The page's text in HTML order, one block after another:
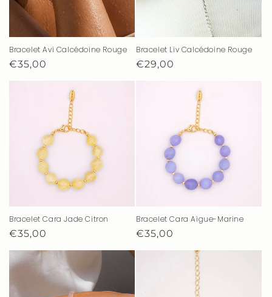
Bracelet Avi Calcédoine Rouge
Prix
€35,00
Bracelet Liv Calcédoine Rouge
Prix
€29,00
Bracelet Cara Jade Citron
Prix
habituel
€35,00
Bracelet Cara Aigue-Marine
Prix
habituel
€35,00